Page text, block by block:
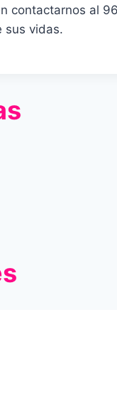
contactarnos al
sus vidas.